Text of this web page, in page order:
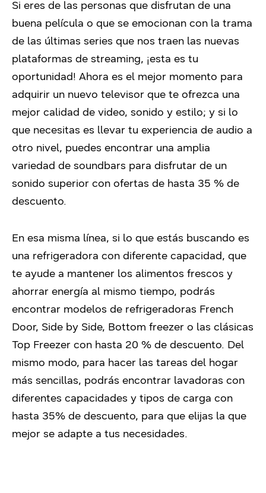
Si eres de las personas que disfrutan de una
buena película o que se emocionan con la trama
de las últimas series que nos traen las nuevas
plataformas de streaming, ¡esta es tu
oportunidad! Ahora es el mejor momento para
adquirir un nuevo televisor que te ofrezca una
mejor calidad de video, sonido y estilo; y si lo
que necesitas es llevar tu experiencia de audio a
otro nivel, puedes encontrar una amplia
variedad de soundbars para disfrutar de un
sonido superior con ofertas de hasta 35 % de
descuento.
En esa misma línea, si lo que estás buscando es
una refrigeradora con diferente capacidad, que
te ayude a mantener los alimentos frescos y
ahorrar energía al mismo tiempo, podrás
encontrar modelos de refrigeradoras French
Door, Side by Side, Bottom freezer o las clásicas
Top Freezer con hasta 20 % de descuento. Del
mismo modo, para hacer las tareas del hogar
más sencillas, podrás encontrar lavadoras con
diferentes capacidades y tipos de carga con
hasta 35% de descuento, para que elijas la que
mejor se adapte a tus necesidades.